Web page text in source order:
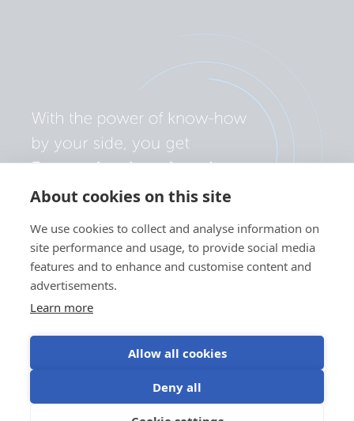
About cookies on this site
We use cookies to collect and analyse information on
site performance and usage, to provide social media
features and to enhance and customise content and
advertisements.
Learn more
Allow all cookies
Deny all
Personvernserklæring
Bruk av informasjonskapslerVilkår for bruk